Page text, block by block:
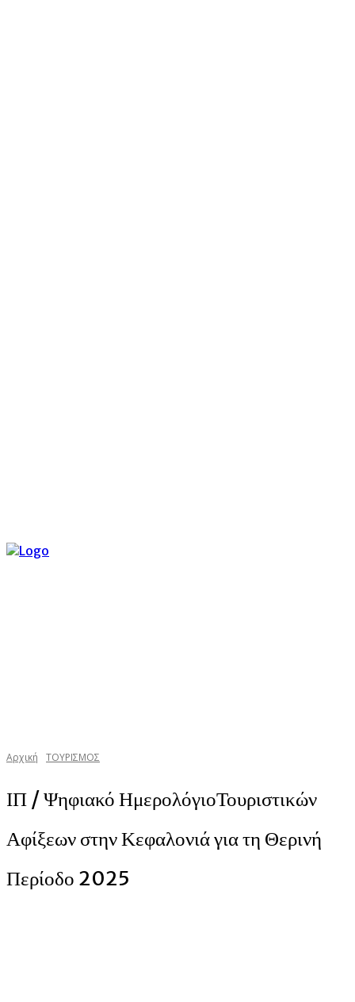
Αρχική ΤΟΥΡΙΣΜΟΣ
ΙΠ / Ψηφιακό ΗμερολόγιοΤουριστικών
Αφίξεων στην Κεφαλονιά για τη Θερινή
Περίοδο 2025